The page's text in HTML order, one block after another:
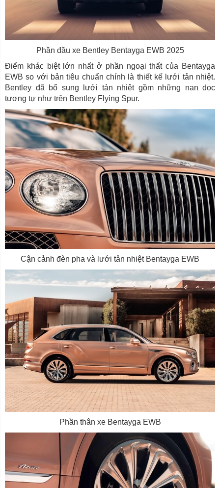
Phần đầu xe Bentley Bentayga EWB 2025
Điểm khác biệt lớn nhất ở phần ngoại thất của Bentayga
EWB so với bản tiêu chuẩn chính là thiết kế lưới tản nhiệt.
Bentley đã bổ sung lưới tản nhiệt gồm những nan dọc
tương tự như trên Bentley Flying Spur.
Cận cảnh đèn pha và lưới tản nhiệt Bentayga EWB
Phần thân xe Bentayga EWB